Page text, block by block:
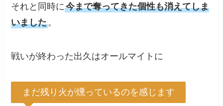
それと同時に今まで奪ってきた個性も消えてしま
いました。
戦いが終わった出久はオールマイトに
まだ残り火が燻っているのを感じます